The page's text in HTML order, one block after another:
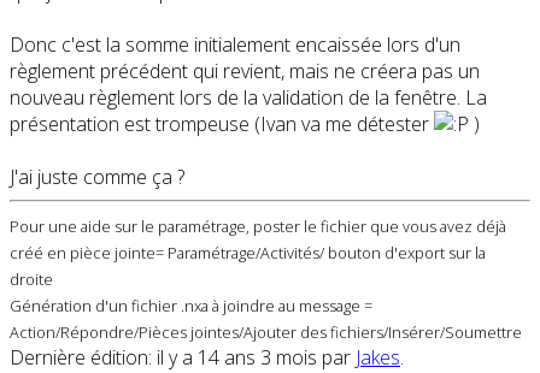
Donc c'est la somme initialement encaissée lors d'un
règlement précédent qui revient, mais ne créera pas un
nouveau règlement lors de la validation de la fenêtre. La
présentation est trompeuse (Ivan va me détester
)
J'ai juste comme ça ?
Pour une aide sur le paramétrage, poster le fichier que vous avez déjà
créé en pièce jointe= Paramétrage/Activités/ bouton d'export sur la
droite
Génération d'un fichier .nxa à joindre au message =
Action/Répondre/Pièces jointes/Ajouter des fichiers/Insérer/Soumettre
Dernière édition: il y a 14 ans 3 mois par Jakes.